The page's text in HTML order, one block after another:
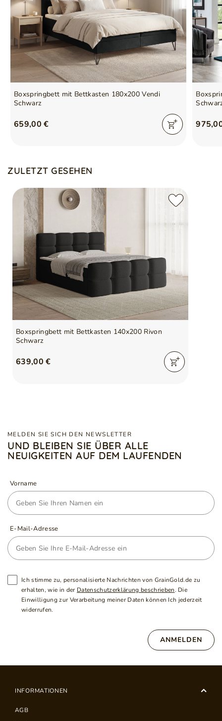
Boxspringbett mit Bettkasten 180x200 Vendi
Schwarz
659,00 €
ZULETZT GESEHEN
Boxspringbett mit Bettkasten 140x200 Rivon
Schwarz
639,00 €
MELDEN SIE SICH DEN NEWSLETTER
UND BLEIBEN SIE ÜBER ALLE
NEUIGKEITEN AUF DEM LAUFENDEN
Vorname
E-Mail-Adresse
Ich stimme zu, personalisierte Nachrichten von GrainGold.de zu
erhalten, wie in der Datenschutzerklärung beschrieben. Die
Einwilligung zur Verarbeitung meiner Daten können Ich jederzeit
widerrufen.
ANMELDEN
INFORMATIONEN
AGB